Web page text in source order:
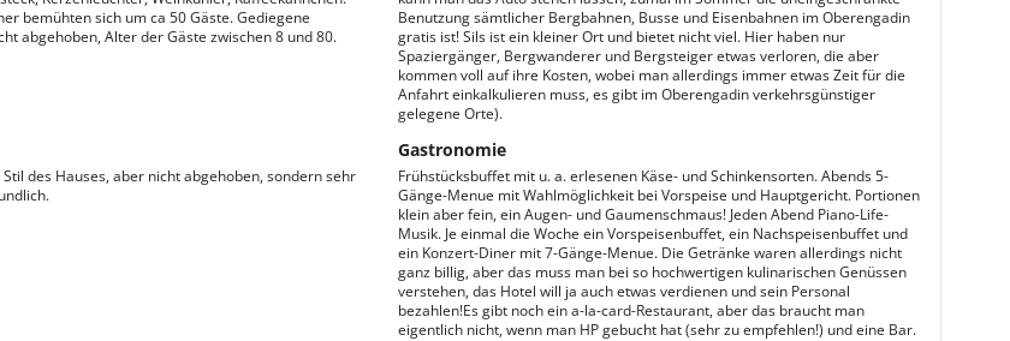
bemühten sich um ca 50 Gäste. Gediegene
abgehoben, Alter der Gäste zwischen 8 und 80.
Benutzung sämtlicher Bergbahnen, Busse und Eisenbahnen im Oberengadin
gratis ist! Sils ist ein kleiner Ort und bietet nicht viel. Hier haben nur
Spaziergänger, Bergwanderer und Bergsteiger etwas verloren, die aber
kommen voll auf ihre Kosten, wobei man allerdings immer etwas Zeit für die
Anfahrt einkalkulieren muss, es gibt im Oberengadin verkehrsgünstiger
gelegene Orte).
des Hauses, aber nicht abgehoben, sondern sehr
Gastronomie
Frühstücksbuffet mit u. a. erlesenen Käse- und Schinkensorten. Abends 5-
Gänge-Menue mit Wahlmöglichkeit bei Vorspeise und Hauptgericht. Portionen
klein aber fein, ein Augen- und Gaumenschmaus! Jeden Abend Piano-Life-
Musik. Je einmal die Woche ein Vorspeisenbuffet, ein Nachspeisenbuffet und
ein Konzert-Diner mit 7-Gänge-Menue. Die Getränke waren allerdings nicht
ganz billig, aber das muss man bei so hochwertigen kulinarischen Genüssen
verstehen, das Hotel will ja auch etwas verdienen und sein Personal
bezahlen!Es gibt noch ein a-la-card-Restaurant, aber das braucht man
eigentlich nicht, wenn man HP gebucht hat (sehr zu empfehlen!) und eine Bar.